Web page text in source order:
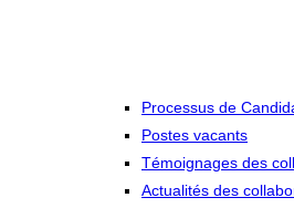
Processus de
Postes vacants
Témoignages des
Actualités des